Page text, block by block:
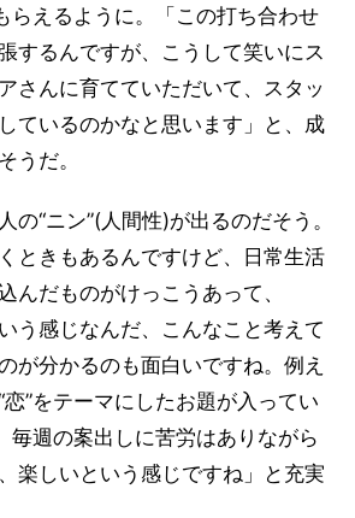
えるように。「この打ち合わせ
するんですが、こうして笑いにス
さんに育てていただいて、スタッ
ているのかなと思います」と、成
うだ。
の“ニン”(人間性)が出るのだそう。
ときもあるんですけど、日常生活
んだものがけっこうあって、
う感じなんだ、こんなこと考えて
が分かるのも面白いですね。例え
”をテーマにしたお題が入ってい
毎週の案出しに苦労はありながら
楽しいという感じですね」と充実